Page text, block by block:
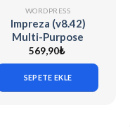
WORDPRESS
Impreza (v8.42)
Multi-Purpose
WordPress Theme
569,90₺
SEPETE EKLE